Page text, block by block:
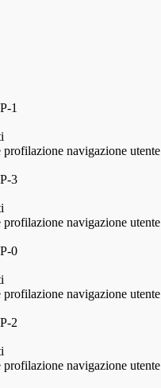
1
profilazione navigazione utente
3
profilazione navigazione utente
0
profilazione navigazione utente
2
profilazione navigazione utente